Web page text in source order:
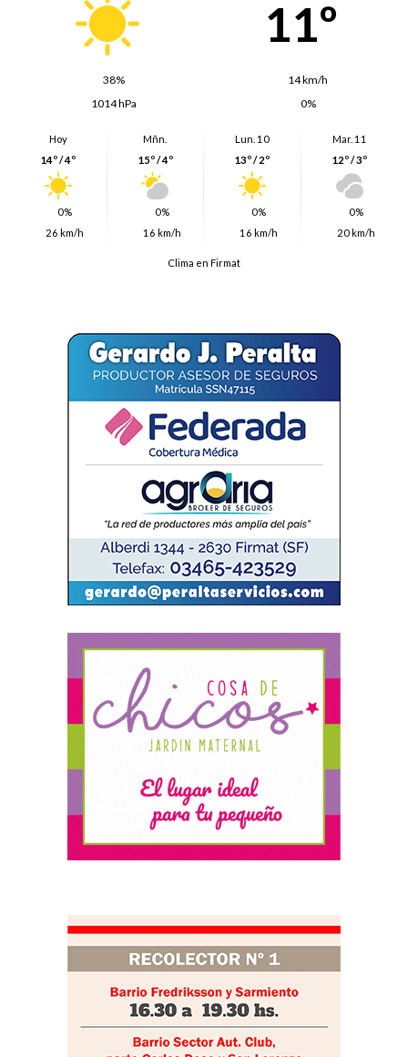
11º
38%
14 km/h
1014 hPa
0%
Hoy
14º / 4º
0%
26 km/h
Mñn.
15º / 4º
0%
16 km/h
Lun. 10
13º / 2º
0%
16 km/h
Mar. 11
12º / 3º
0%
20 km/h
Clima en Firmat